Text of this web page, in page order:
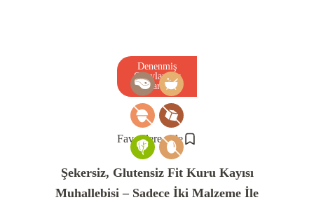
Favorilere ekle
Denenmiş
Onaylanmış
Tarif
Şekersiz, Glutensiz Fit Kuru Kayısı
Muhallebisi – Sadece İki Malzeme İle